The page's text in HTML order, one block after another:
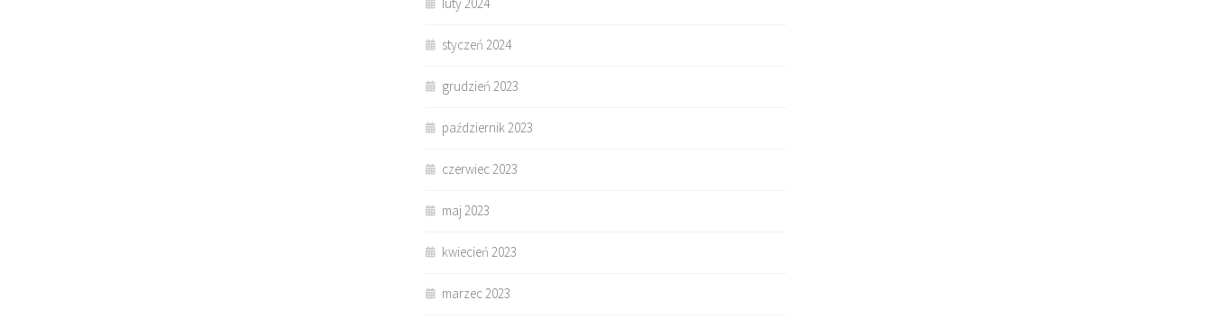
styczeń 2024
grudzień 2023
październik 2023
czerwiec 2023
maj 2023
kwiecień 2023
marzec 2023